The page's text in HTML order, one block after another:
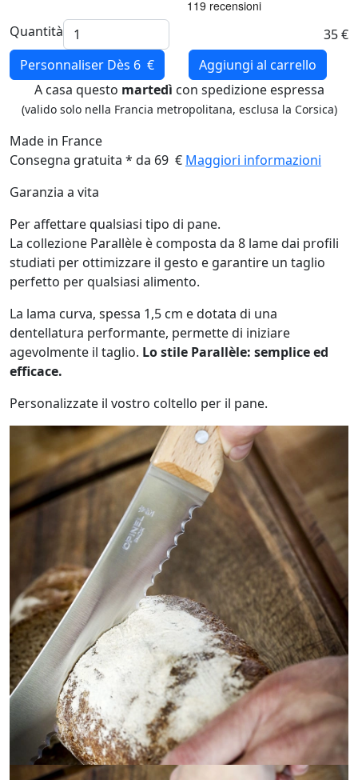
Quantità
35 €
Personnaliser Dès 6 €
Aggiungi al carrello
A casa questo martedì con spedizione espressa
(valido solo nella Francia metropolitana, esclusa la Corsica)
Made in France
Consegna gratuita * da 69 € Maggiori informazioni
Garanzia a vita
Per affettare qualsiasi tipo di pane.
La collezione Parallèle è composta da 8 lame dai profili
studiati per ottimizzare il gesto e garantire un taglio
perfetto per qualsiasi alimento.
La lama curva, spessa 1,5 cm e dotata di una
dentellatura performante, permette di iniziare
agevolmente il taglio. Lo stile Parallèle: semplice ed
efficace.
Personalizzate il vostro coltello per il pane.